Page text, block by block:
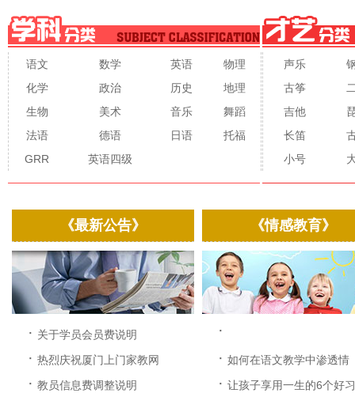
语文 数学 英语
物理
化学
政治 历史
地理
生物
美术 音乐
舞蹈
法语
德语 日语
托福
GRR
英语四级
声乐
古筝
吉他
长笛
小号
《最新公告》
· 关于学员会员费说明
· 热烈庆祝厦门上门家教网
改...
· 教员信息费调整说明
《情感教育》
·
· 如何在语文教学中渗透情
感...
· 让孩子享用一生的6个好